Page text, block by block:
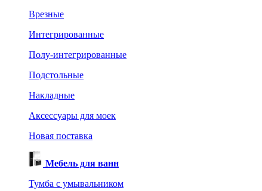
Врезные
Интегрированные
Полу-интегрированные
Подстольные
Накладные
Аксессуары для моек
Новая поставка
Мебель для ванн
Тумба с умывальником